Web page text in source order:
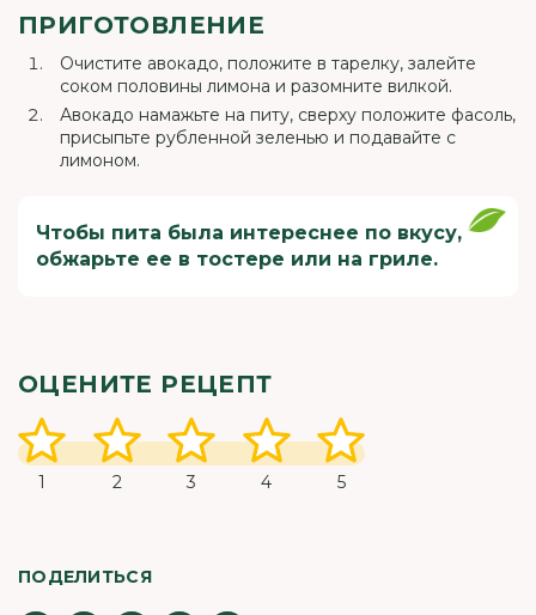
ПРИГОТОВЛЕНИЕ
Очистите авокадо, положите в тарелку, залейте
соком половины лимона и разомните вилкой.
Авокадо намажьте на питу, сверху положите фасоль,
присыпьте рубленной зеленью и подавайте с
лимоном.
Чтобы пита была интереснее по вкусу,
обжарьте ее в тостере или на гриле.
ОЦЕНИТЕ РЕЦЕПТ
1 2 3 4 5
ПОДЕЛИТЬСЯ